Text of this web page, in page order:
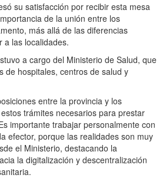
su satisfacción por recibir esta mesa
de la unión entre los
más allá de las diferencias
a las localidades.
a cargo del Ministerio de Salud, que
de hospitales, centros de salud y
entre la provincia y los
trámites necesarios para prestar
importante trabajar personalmente con
efector, porque las realidades son muy
el Ministerio, destacando la
la digitalización y descentralización